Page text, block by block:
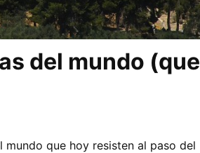
del mundo (que
mundo que hoy resisten al paso del